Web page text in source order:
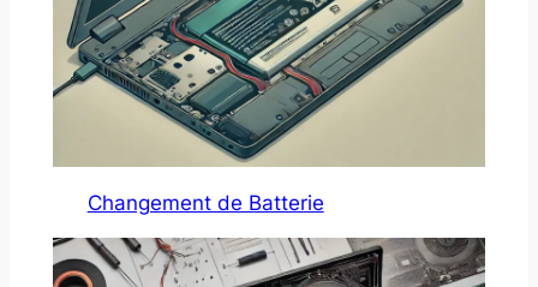
Changement de Batterie